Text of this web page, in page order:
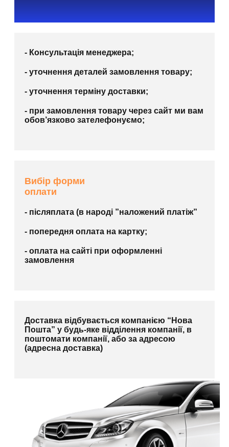
- Консультація менеджера;
- уточнення деталей замовлення товару;
- уточнення терміну доставки;
- при замовлення товару через сайт ми вам
обов’язково зателефонуємо;
Вибір форми
оплати
- післяплата (в народі ”наложений платіж”
- попередня оплата на картку;
- оплата на сайті при оформленні
замовлення
Доставка відбувається компанією “Нова
Пошта” у будь-яке відділення компанії, в
поштомати компанії, або за адресою
(адресна доставка)